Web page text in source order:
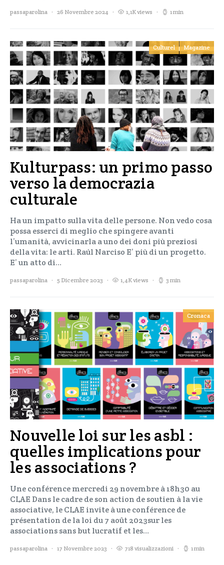
passaparolina 26 Novembre 2024 1,1K views 1 min
Culturel Magazine
Kulturpass: un primo passo
verso la democrazia
culturale
Ha un impatto sulla vita delle persone. Non vedo cosa
possa esserci di meglio che spingere avanti
l’umanità, avvicinarla a uno dei doni più preziosi
della vita: le arti. Raúl Narciso E’ più di un progetto.
E’ un atto di…
passaparolina 5 Dicembre 2023 1,4K views 3 min
Cronaca
Nouvelle loi sur les asbl :
quelles implications pour
les associations ?
Une conférence mercredi 29 novembre à 18h30 au
CLAE Dans le cadre de son action de soutien à la vie
associative, le CLAE invite à une conférence de
présentation de la loi du 7 août 2023sur les
associations sans but lucratif et les…
passaparolina 17 Novembre 2023 718 visualizzazioni 1 min